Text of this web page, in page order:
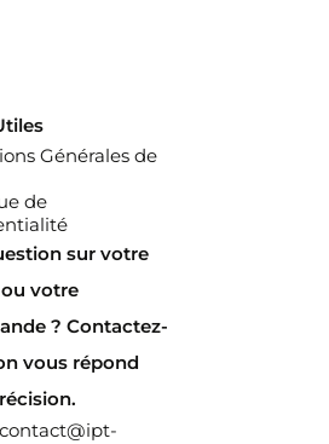
Générales de
de
sur votre
votre
? Contactez-
vous répond